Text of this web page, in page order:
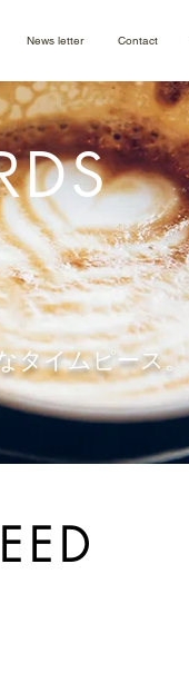
News letter Contact
タイムピース。